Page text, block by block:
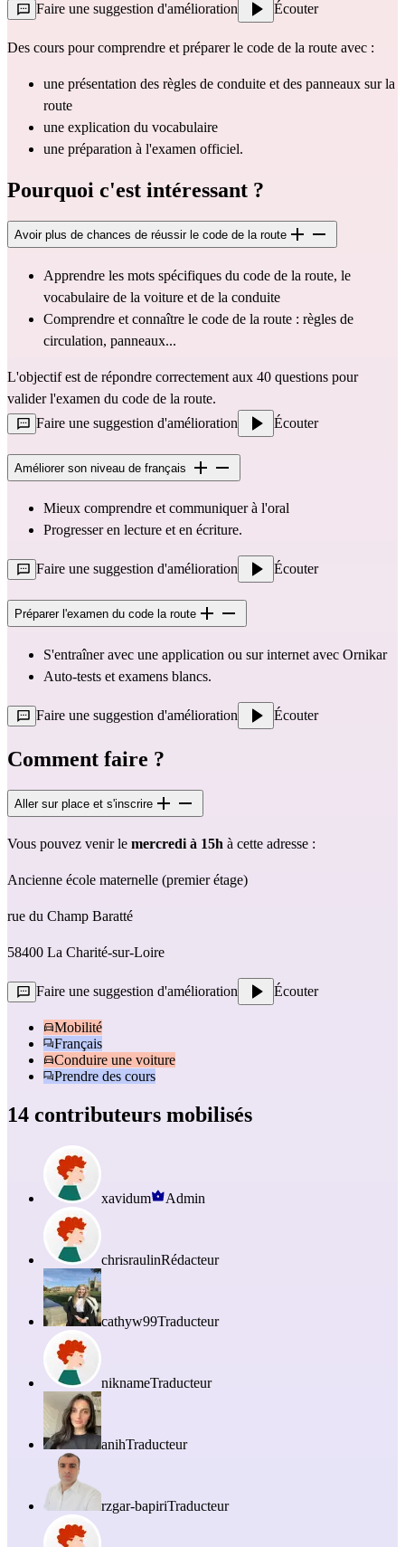
Faire une suggestion d'amélioration Écouter
Des cours pour comprendre et préparer le code de la route avec :
une présentation des règles de conduite et des panneaux sur la
route
une explication du vocabulaire
une préparation à l'examen officiel.
Pourquoi c'est intéressant ?
Avoir plus de chances de réussir le code de la route
Apprendre les mots spécifiques du code de la route, le
vocabulaire de la voiture et de la conduite
Comprendre et connaître le code de la route : règles de
circulation, panneaux...
L'objectif est de répondre correctement aux 40 questions pour
valider l'examen du code de la route.
Faire une suggestion d'amélioration
Écouter
Améliorer son niveau de français
Mieux comprendre et communiquer à l'oral
Progresser en lecture et en écriture.
Faire une suggestion d'amélioration Écouter
Préparer l'examen du code la route
S'entraîner avec une application ou sur internet avec Ornikar
Auto-tests et examens blancs.
Faire une suggestion d'amélioration Écouter
Comment faire ?
Aller sur place et s'inscrire
Vous pouvez venir le mercredi à 15h à cette adresse :
Ancienne école maternelle (premier étage)
rue du Champ Baratté
58400 La Charité-sur-Loire
Faire une suggestion d'amélioration Écouter
Mobilité
Français
Conduire une voiture
Prendre des cours
14 contributeurs mobilisés
xavidum Admin
chrisraulinRédacteur
cathyw99Traducteur
niknameTraducteur
anihTraducteur
rzgar-bapiriTraducteur